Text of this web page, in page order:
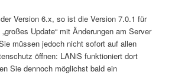
Version 6.x, so ist die Version 7.0.1 für
Update“ mit Änderungen am Server
müssen jedoch nicht sofort auf allen
öffnen: LANiS funktioniert dort
Sie dennoch möglichst bald ein